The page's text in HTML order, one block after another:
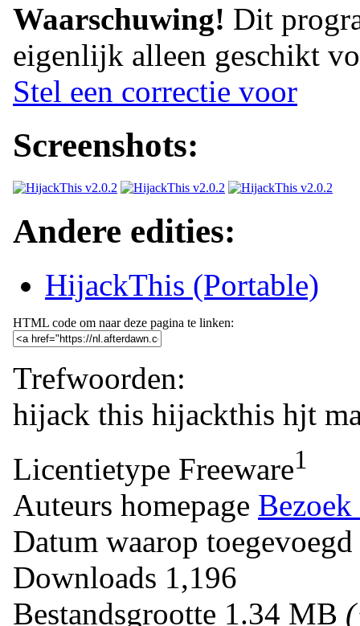
Waarschuwing! Dit
eigenlijk alleen geschikt
Stel een correctie voor
Screenshots:
Andere edities:
HijackThis (Portable)
HTML code om naar deze pagina te linken:
Trefwoorden:
hijack this hijackthis hjt
Licentietype Freeware1
Auteurs homepage
Datum waarop toegevoegd
Downloads 1,196
Bestandsgrootte 1.34 MB